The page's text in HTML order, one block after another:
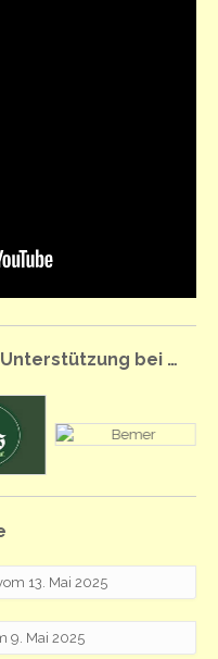
bei …
13. Mai 2025
9. Mai 2025